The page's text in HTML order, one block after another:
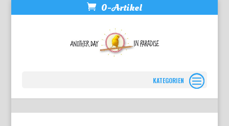
0-Artikel